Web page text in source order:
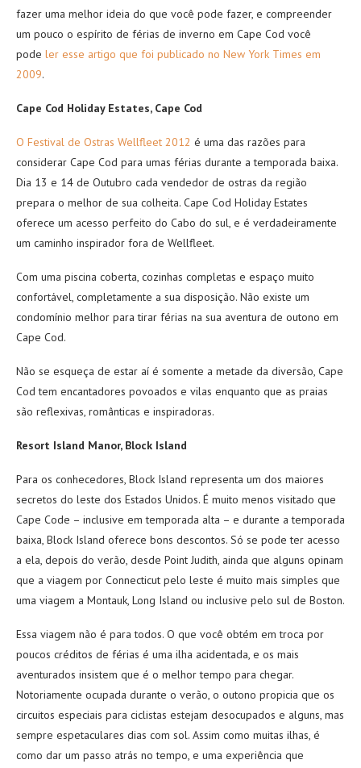
fazer uma melhor ideia do que você pode fazer, e compreender
um pouco o espírito de férias de inverno em Cape Cod você
pode ler esse artigo que foi publicado no New York Times em
2009.
Cape Cod Holiday Estates, Cape Cod
O Festival de Ostras Wellfleet 2012 é uma das razões para
considerar Cape Cod para umas férias durante a temporada baixa.
Dia 13 e 14 de Outubro cada vendedor de ostras da região
prepara o melhor de sua colheita. Cape Cod Holiday Estates
oferece um acesso perfeito do Cabo do sul, e é verdadeiramente
um caminho inspirador fora de Wellfleet.
Com uma piscina coberta, cozinhas completas e espaço muito
confortável, completamente a sua disposição. Não existe um
condomínio melhor para tirar férias na sua aventura de outono em
Cape Cod.
Não se esqueça de estar aí é somente a metade da diversão, Cape
Cod tem encantadores povoados e vilas enquanto que as praias
são reflexivas, românticas e inspiradoras.
Resort Island Manor, Block Island
Para os conhecedores, Block Island representa um dos maiores
secretos do leste dos Estados Unidos. É muito menos visitado que
Cape Code – inclusive em temporada alta – e durante a temporada
baixa, Block Island oferece bons descontos. Só se pode ter acesso
a ela, depois do verão, desde Point Judith, ainda que alguns opinam
que a viagem por Connecticut pelo leste é muito mais simples que
uma viagem a Montauk, Long Island ou inclusive pelo sul de Boston.
Essa viagem não é para todos. O que você obtém em troca por
poucos créditos de férias é uma ilha acidentada, e os mais
aventurados insistem que é o melhor tempo para chegar.
Notoriamente ocupada durante o verão, o outono propicia que os
circuitos especiais para ciclistas estejam desocupados e alguns, mas
sempre espetaculares dias com sol. Assim como muitas ilhas, é
como dar um passo atrás no tempo, e uma experiência que